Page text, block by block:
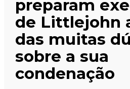
preparam
de Littlejohn
das muitas
sobre a sua
condenação